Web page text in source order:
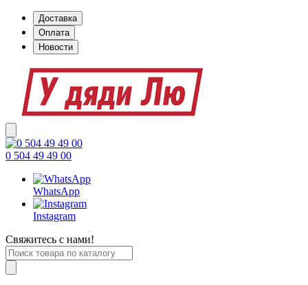
Доставка
Оплата
Новости
0 504 49 49 00
WhatsApp
Instagram
Свяжитесь с нами!